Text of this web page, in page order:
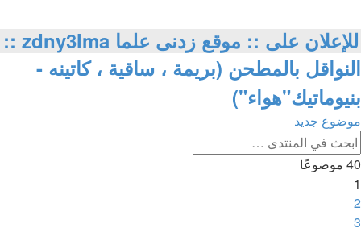
للإعلان على :: موقع زدنى علما zdny3lma ::
النواقل بالمطحن (بريمة ، ساقية ، كاتينه -
بنيوماتيك"هواء")
موضوع جديد
40 موضوعًا
1
2
3